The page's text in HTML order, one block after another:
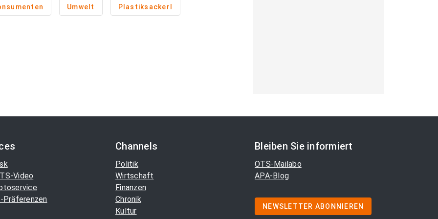
Umwelt Plastiksackerl
Video
Präferenzen
Channels
Politik
Wirtschaft
Finanzen
Chronik
Kultur
Bleiben Sie informiert
OTS-Mailabo
APA-Blog
NEWSLETTER ABONNIEREN